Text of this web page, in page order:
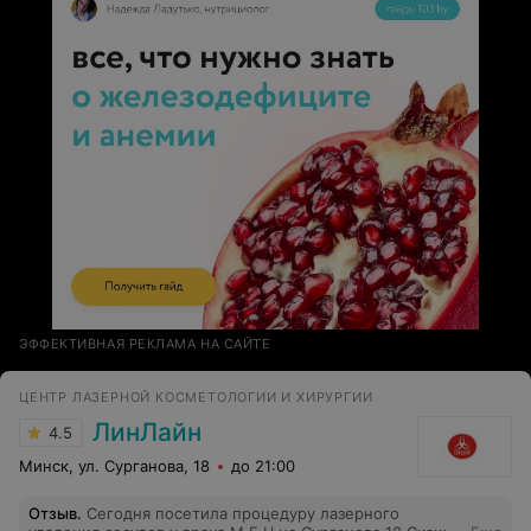
он перезванивает!Так что я думаю самим людям нужно
отношение будет соответствовать!Да,мы платим
деньги за прием,но поверьте,что бы попасть на прием
к специалисту бесплатной медицины,нужно пройти 5
кругов ада
ЭФФЕКТИВНАЯ РЕКЛАМА НА САЙТЕ
ЦЕНТР ЛАЗЕРНОЙ КОСМЕТОЛОГИИ И ХИРУРГИИ
4.5 ЛинЛайн
Минск, ул. Сурганова, 18 до 21:00
Отзыв. Сегодня посетила процедуру лазерного